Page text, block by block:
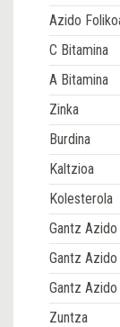
Azido
C Bitamina
A Bitamina
Zinka
Burdina
Kaltzioa
Kolesterola
Gantz
Gantz
Gantz
Zuntza